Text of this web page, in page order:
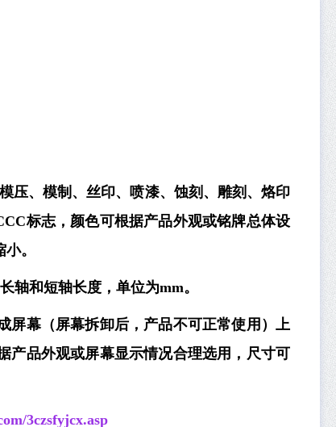
压、模制、丝印、喷漆、蚀刻、雕刻、烙印
标志，颜色可根据产品外观或铭牌总体设
。
轴和短轴长度，单位为mm。
屏幕（屏幕拆卸后，产品不可正常使用）上
产品外观或屏幕显示情况合理选用，尺寸可
3czsfyjcx.asp